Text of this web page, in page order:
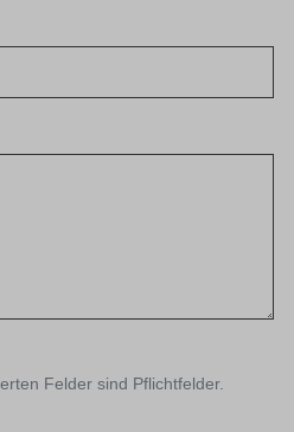
Felder sind Pflichtfelder.